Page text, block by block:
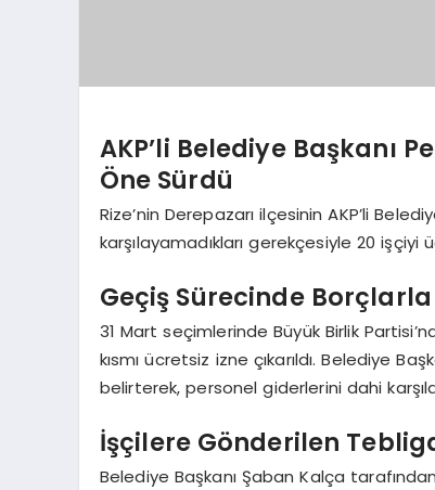
AKP’li Belediye Başkanı
Öne Sürdü
Rize’nin Derepazarı ilçesinin AKP’li
karşılayamadıkları gerekçesiyle 20 işçiyi
Geçiş Sürecinde Borçlarla
31 Mart seçimlerinde Büyük Birlik
kısmı ücretsiz izne çıkarıldı. Belediye
belirterek, personel giderlerini dahi
İşçilere Gönderilen
Belediye Başkanı Şaban Kalça